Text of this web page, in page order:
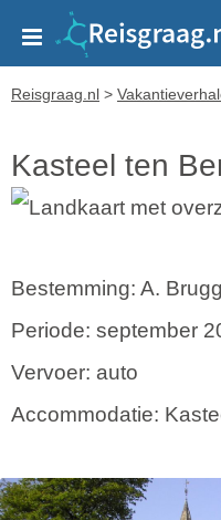
Reisgraag.nl >
Kasteel ten
Bestemming: A.
Periode: september
Vervoer: auto
Accommodatie: